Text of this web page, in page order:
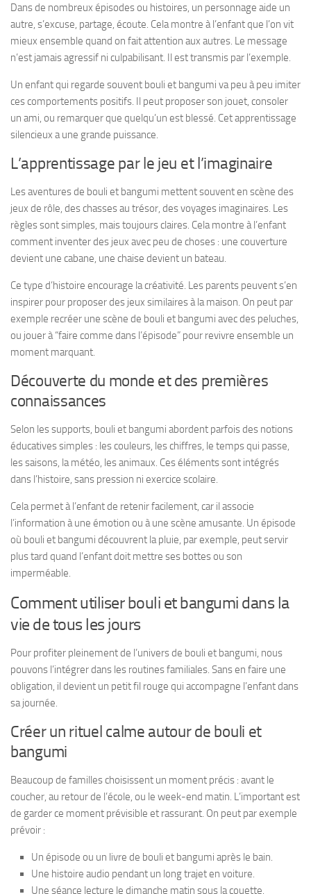
Dans de nombreux épisodes ou histoires, un personnage aide un
autre, s’excuse, partage, écoute. Cela montre à l’enfant que l’on vit
mieux ensemble quand on fait attention aux autres. Le message
n’est jamais agressif ni culpabilisant. Il est transmis par l’exemple.
Un enfant qui regarde souvent bouli et bangumi va peu à peu imiter
ces comportements positifs. Il peut proposer son jouet, consoler
un ami, ou remarquer que quelqu’un est blessé. Cet apprentissage
silencieux a une grande puissance.
L’apprentissage par le jeu et l’imaginaire
Les aventures de bouli et bangumi mettent souvent en scène des
jeux de rôle, des chasses au trésor, des voyages imaginaires. Les
règles sont simples, mais toujours claires. Cela montre à l’enfant
comment inventer des jeux avec peu de choses : une couverture
devient une cabane, une chaise devient un bateau.
Ce type d’histoire encourage la créativité. Les parents peuvent s’en
inspirer pour proposer des jeux similaires à la maison. On peut par
exemple recréer une scène de bouli et bangumi avec des peluches,
ou jouer à “faire comme dans l’épisode” pour revivre ensemble un
moment marquant.
Découverte du monde et des premières
connaissances
Selon les supports, bouli et bangumi abordent parfois des notions
éducatives simples : les couleurs, les chiffres, le temps qui passe,
les saisons, la météo, les animaux. Ces éléments sont intégrés
dans l’histoire, sans pression ni exercice scolaire.
Cela permet à l’enfant de retenir facilement, car il associe
l’information à une émotion ou à une scène amusante. Un épisode
où bouli et bangumi découvrent la pluie, par exemple, peut servir
plus tard quand l’enfant doit mettre ses bottes ou son
imperméable.
Comment utiliser bouli et bangumi dans la
vie de tous les jours
Pour profiter pleinement de l’univers de bouli et bangumi, nous
pouvons l’intégrer dans les routines familiales. Sans en faire une
obligation, il devient un petit fil rouge qui accompagne l’enfant dans
sa journée.
Créer un rituel calme autour de bouli et
bangumi
Beaucoup de familles choisissent un moment précis : avant le
coucher, au retour de l’école, ou le week-end matin. L’important est
de garder ce moment prévisible et rassurant. On peut par exemple
prévoir :
Un épisode ou un livre de bouli et bangumi après le bain.
Une histoire audio pendant un long trajet en voiture.
Une séance lecture le dimanche matin sous la couette.